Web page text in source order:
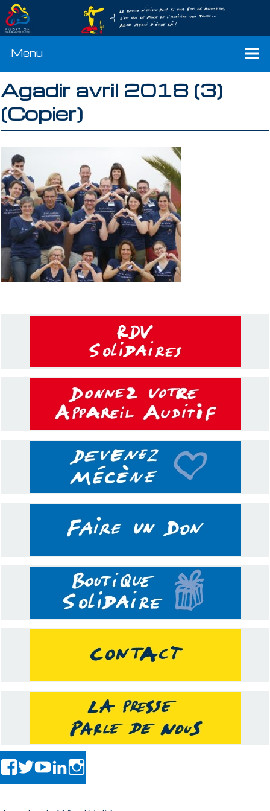
Menu
Agadir avril 2018 (3)
(Copier)